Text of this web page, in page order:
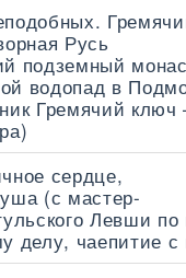
Русь
подземный
водопад в
Гремячий ключ
сердце,
(с мастер-
Левши по
делу, чаепитие с